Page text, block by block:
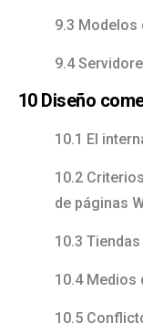
9.3 Modelos
9.4
10 Diseño
10.1 El
10.2
de páginas
10.3
10.4 Medios
10.5